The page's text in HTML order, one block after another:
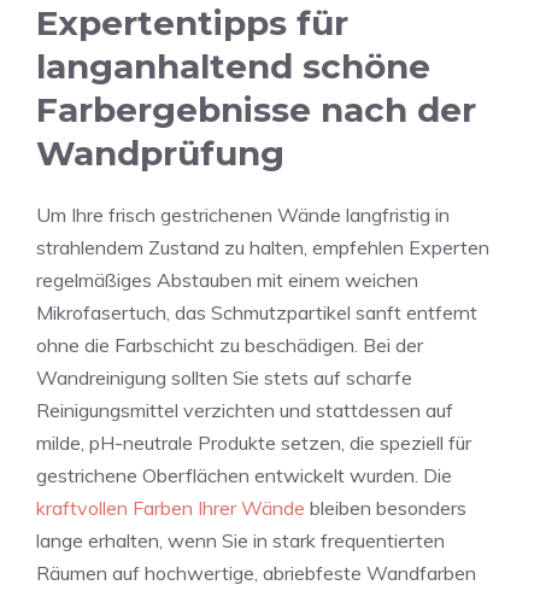
Expertentipps für
langanhaltend schöne
Farbergebnisse nach der
Wandprüfung
Um Ihre frisch gestrichenen Wände langfristig in
strahlendem Zustand zu halten, empfehlen Experten
regelmäßiges Abstauben mit einem weichen
Mikrofasertuch, das Schmutzpartikel sanft entfernt
ohne die Farbschicht zu beschädigen. Bei der
Wandreinigung sollten Sie stets auf scharfe
Reinigungsmittel verzichten und stattdessen auf
milde, pH-neutrale Produkte setzen, die speziell für
gestrichene Oberflächen entwickelt wurden. Die
kraftvollen Farben Ihrer Wände bleiben besonders
lange erhalten, wenn Sie in stark frequentierten
Räumen auf hochwertige, abriebfeste Wandfarben